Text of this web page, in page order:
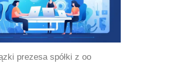
prezesa spółki z oo